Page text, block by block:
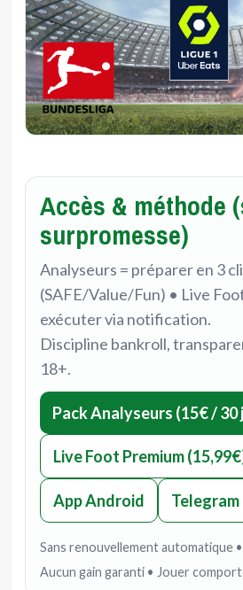
Accès & méthode
surpromesse)
Analyseurs = préparer en 3
(SAFE/Value/Fun) • Live
exécuter via notification.
Discipline bankroll,
18+.
Pack Analyseurs (15€ / 30
Live Foot Premium
App Android Telegram
Sans renouvellement automatique
Aucun gain garanti • Jouer